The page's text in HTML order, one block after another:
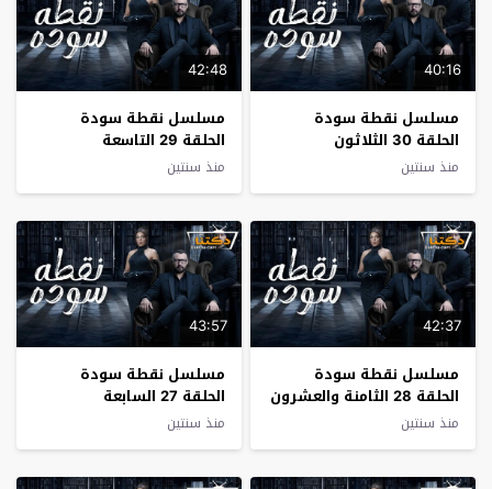
40:16
مسلسل نقطة سودة
الحلقة 30 الثلاثون
منذ سنتين
42:48
مسلسل نقطة سودة
الحلقة 29 التاسعة
والعشرون
منذ سنتين
42:37
مسلسل نقطة سودة
الحلقة 28 الثامنة والعشرون
منذ سنتين
43:57
مسلسل نقطة سودة
الحلقة 27 السابعة
والعشرون
منذ سنتين